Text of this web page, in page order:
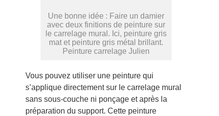
Une bonne idée : Faire un damier
avec deux finitions de peinture sur
le carrelage mural. Ici, peinture gris
mat et peinture gris métal brillant.
Peinture carrelage Julien
Vous pouvez utiliser une peinture qui
s’applique directement sur le carrelage mural
sans sous-couche ni ponçage et après la
préparation du support. Cette peinture